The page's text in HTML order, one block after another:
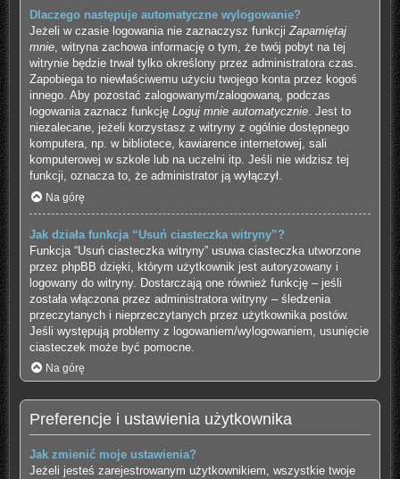
Dlaczego następuje automatyczne wylogowanie?
Jeżeli w czasie logowania nie zaznaczysz funkcji Zapamiętaj
mnie, witryna zachowa informację o tym, że twój pobyt na tej
witrynie będzie trwał tylko określony przez administratora czas.
Zapobiega to niewłaściwemu użyciu twojego konta przez kogoś
innego. Aby pozostać zalogowanym/zalogowaną, podczas
logowania zaznacz funkcję Loguj mnie automatycznie. Jest to
niezalecane, jeżeli korzystasz z witryny z ogólnie dostępnego
komputera, np. w bibliotece, kawiarence internetowej, sali
komputerowej w szkole lub na uczelni itp. Jeśli nie widzisz tej
funkcji, oznacza to, że administrator ją wyłączył.
Na górę
Jak działa funkcja “Usuń ciasteczka witryny”?
Funkcja “Usuń ciasteczka witryny” usuwa ciasteczka utworzone
przez phpBB dzięki, którym użytkownik jest autoryzowany i
logowany do witryny. Dostarczają one również funkcję – jeśli
została włączona przez administratora witryny – śledzenia
przeczytanych i nieprzeczytanych przez użytkownika postów.
Jeśli występują problemy z logowaniem/wylogowaniem, usunięcie
ciasteczek może być pomocne.
Na górę
Preferencje i ustawienia użytkownika
Jak zmienić moje ustawienia?
Jeżeli jesteś zarejestrowanym użytkownikiem, wszystkie twoje